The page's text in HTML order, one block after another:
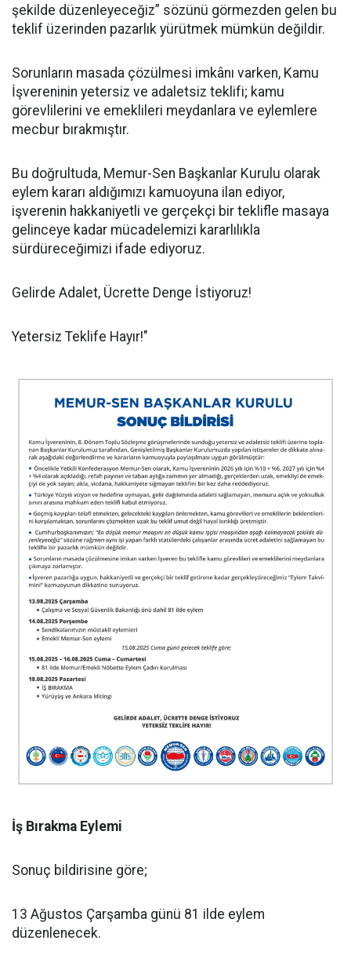
şekilde düzenleyeceğiz” sözünü görmezden gelen bu
teklif üzerinden pazarlık yürütmek mümkün değildir.
Sorunların masada çözülmesi imkânı varken, Kamu
İşvereninin yetersiz ve adaletsiz teklifi; kamu
görevlilerini ve emeklileri meydanlara ve eylemlere
mecbur bırakmıştır.
Bu doğrultuda, Memur-Sen Başkanlar Kurulu olarak
eylem kararı aldığımızı kamuoyuna ilan ediyor,
işverenin hakkaniyetli ve gerçekçi bir teklifle masaya
gelinceye kadar mücadelemizi kararlılıkla
sürdüreceğimizi ifade ediyoruz.
Gelirde Adalet, Ücrette Denge İstiyoruz!
Yetersiz Teklife Hayır!"
İş Bırakma Eylemi
Sonuç bildirisine göre;
13 Ağustos Çarşamba günü 81 ilde eylem
düzenlenecek.